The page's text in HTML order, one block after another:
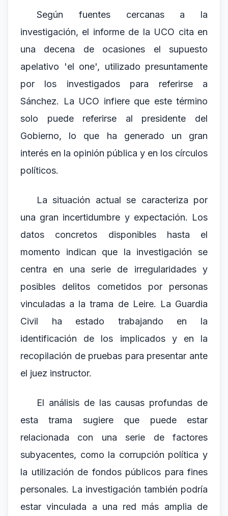
Según fuentes cercanas a la
investigación, el informe de la UCO cita en
una decena de ocasiones el supuesto
apelativo 'el one', utilizado presuntamente
por los investigados para referirse a
Sánchez. La UCO infiere que este término
solo puede referirse al presidente del
Gobierno, lo que ha generado un gran
interés en la opinión pública y en los círculos
políticos.
La situación actual se caracteriza por
una gran incertidumbre y expectación. Los
datos concretos disponibles hasta el
momento indican que la investigación se
centra en una serie de irregularidades y
posibles delitos cometidos por personas
vinculadas a la trama de Leire. La Guardia
Civil ha estado trabajando en la
identificación de los implicados y en la
recopilación de pruebas para presentar ante
el juez instructor.
El análisis de las causas profundas de
esta trama sugiere que puede estar
relacionada con una serie de factores
subyacentes, como la corrupción política y
la utilización de fondos públicos para fines
personales. La investigación también podría
estar vinculada a una red más amplia de